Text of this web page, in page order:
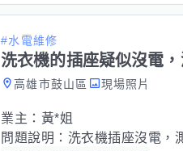
#水電維修
洗衣機的插座疑似沒電
高雄市鼓山區 現場照片
業主： 黃*姐
問題說明： 洗衣機插座沒電，